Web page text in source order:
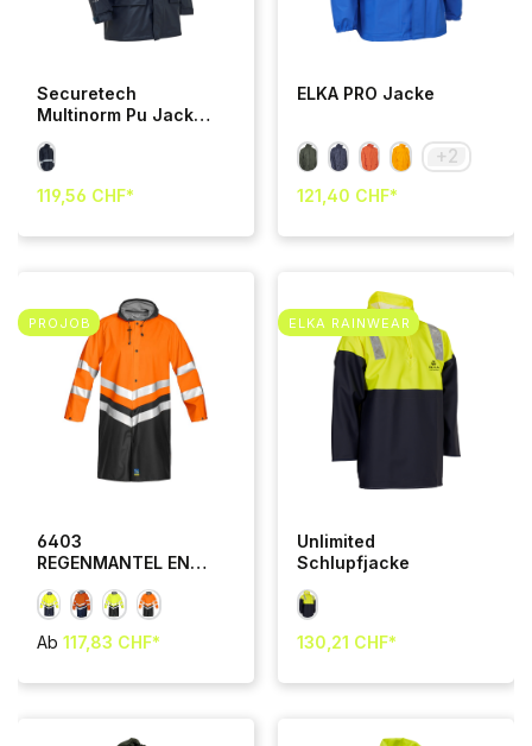
Securetech
Multinorm Pu Jacke
mit reflex
119,56 CHF*
ELKA PRO Jacke
+2
121,40 CHF*
PROJOB
6403
REGENMANTEL EN
Ab 117,83 CHF*
ELKA RAINWEAR
Unlimited
Schlupfjacke
130,21 CHF*